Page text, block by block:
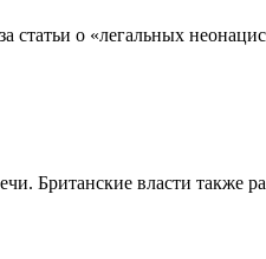
о «легальных
Британские власти также